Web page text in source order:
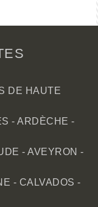
DE HAUTE
- ARDÈCHE -
-AVEYRON -
- CALVADOS -